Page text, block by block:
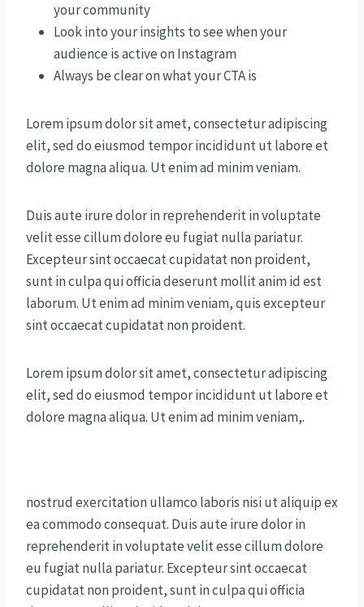
your community
Look into your insights to see when your
audience is active on Instagram
Always be clear on what your CTA is
Lorem ipsum dolor sit amet, consectetur adipiscing
elit, sed do eiusmod tempor incididunt ut labore et
dolore magna aliqua. Ut enim ad minim veniam.
Duis aute irure dolor in reprehenderit in voluptate
velit esse cillum dolore eu fugiat nulla pariatur.
Excepteur sint occaecat cupidatat non proident,
sunt in culpa qui officia deserunt mollit anim id est
laborum. Ut enim ad minim veniam, quis excepteur
sint occaecat cupidatat non proident.
Lorem ipsum dolor sit amet, consectetur adipiscing
elit, sed do eiusmod tempor incididunt ut labore et
dolore magna aliqua. Ut enim ad minim veniam,.
nostrud exercitation ullamco laboris nisi ut aliquip ex
ea commodo consequat. Duis aute irure dolor in
reprehenderit in voluptate velit esse cillum dolore
eu fugiat nulla pariatur. Excepteur sint occaecat
cupidatat non proident, sunt in culpa qui officia